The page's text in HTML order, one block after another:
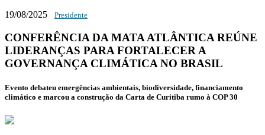
19/08/2025 Presidente
CONFERÊNCIA DA MATA ATLÂNTICA REÚNE
LIDERANÇAS PARA FORTALECER A
GOVERNANÇA CLIMÁTICA NO BRASIL
Evento debateu emergências ambientais, biodiversidade, financiamento
climático e marcou a construção da Carta de Curitiba rumo à COP 30